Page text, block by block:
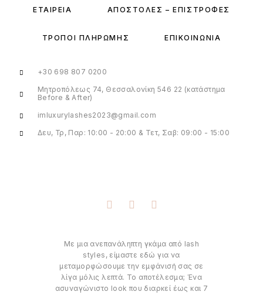
ΕΤΑΙΡΕΊΑ ΑΠΟΣΤΟΛΈΣ – ΕΠΙΣΤΡΟΦΈΣ
ΤΡΌΠΟΙ ΠΛΗΡΩΜΉΣ ΕΠΙΚΟΙΝΩΝΊΑ
+30 698 807 0200
Μητροπόλεως 74, Θεσσαλονίκη 546 22 (κατάστημα
Before & After)
imluxurylashes2023@gmail.com
Δευ, Τρ, Παρ: 10:00 - 20:00 & Τετ, Σαβ: 09:00 - 15:00
Με μια ανεπανάληπτη γκάμα από lash
styles, είμαστε εδώ για να
μεταμορφώσουμε την εμφάνισή σας σε
λίγα μόλις λεπτά. Το αποτέλεσμα; Ένα
ασυναγώνιστο look που διαρκεί έως και 7